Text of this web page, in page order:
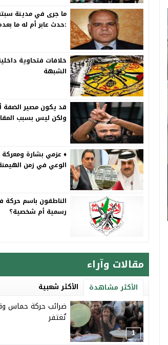
ما جرى في مدينة
:حدث عابر أم له ما
خلافات فتحاوية
الشبهة
قد يكون مصير الضفة
ولكن ليس بسبب
♦️ عزمي بشارة
الوعي في زمن الهيمنة
الناطقون باسم حركة
رسمية أم شخصية؟
مقالات وآراء
الأكثر مشاهدة الأكثر شعبية
1
ضرائب حركة حماس
تُغتفر